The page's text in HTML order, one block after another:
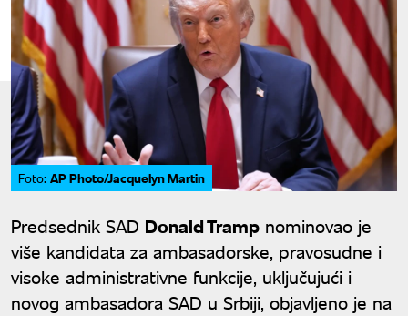
Foto: AP Photo/Jacquelyn Martin
Predsednik SAD Donald Tramp nominovao je
više kandidata za ambasadorske, pravosudne i
visoke administrativne funkcije, uključujući i
novog ambasadora SAD u Srbiji, objavljeno je na